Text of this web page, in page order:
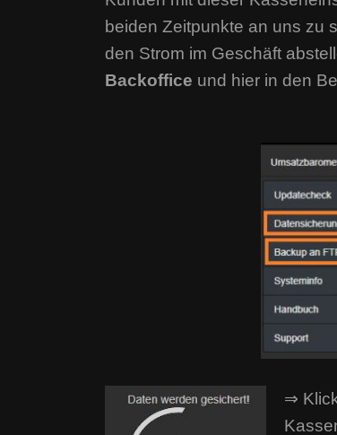
beiden Zeitpunkte an uns zu
den Strom im Geschäft
Backoffice und hier in den
⇒